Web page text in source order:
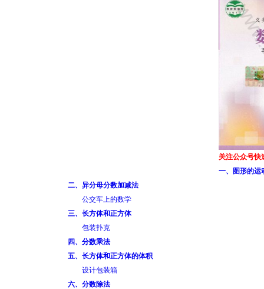
关注公众号快
一、图形的运
二、异分母分数加减法
公交车上的数学
三、长方体和正方体
包装扑克
四、分数乘法
五、长方体和正方体的体积
设计包装箱
六、分数除法